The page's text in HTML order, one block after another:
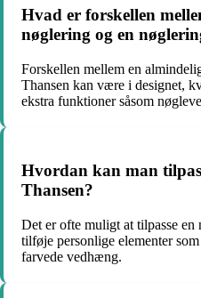
Hvad er forskellen
nøglering og en
Forskellen mellem en
Thansen kan være i designet,
ekstra funktioner såsom
Hvordan kan man
Thansen?
Det er ofte muligt at tilpasse
tilføje personlige elementer
farvede vedhæng.